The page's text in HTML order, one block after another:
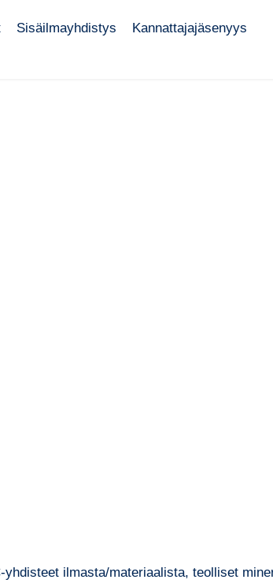
Sisäilmayhdistys Kannattajajäsenyys
ilmasta/materiaalista, teolliset